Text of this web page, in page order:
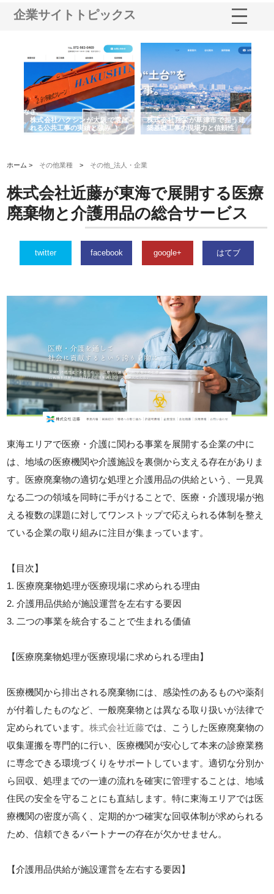
企業サイトトピックス
株式会社ハクシンが大阪で選ば
れる公共工事の実績と強み
株式会社翔栄が草津市で担う建
築基礎工事の現場力と信頼性
ホーム > その他業種 > その他_法人・企業
株式会社近藤が東海で展開する医療
廃棄物と介護用品の総合サービス
twitter facebook google+ はてブ
東海エリアで医療・介護に関わる事業を展開する企業の中に
は、地域の医療機関や介護施設を裏側から支える存在がありま
す。医療廃棄物の適切な処理と介護用品の供給という、一見異
なる二つの領域を同時に手がけることで、医療・介護現場が抱
える複数の課題に対してワンストップで応えられる体制を整え
ている企業の取り組みに注目が集まっています。
【目次】
1. 医療廃棄物処理が医療現場に求められる理由
2. 介護用品供給が施設運営を左右する要因
3. 二つの事業を統合することで生まれる価値
【医療廃棄物処理が医療現場に求められる理由】
医療機関から排出される廃棄物には、感染性のあるものや薬剤
が付着したものなど、一般廃棄物とは異なる取り扱いが法律で
定められています。株式会社近藤では、こうした医療廃棄物の
収集運搬を専門的に行い、医療機関が安心して本来の診療業務
に専念できる環境づくりをサポートしています。適切な分別か
ら回収、処理までの一連の流れを確実に管理することは、地域
住民の安全を守ることにも直結します。特に東海エリアでは医
療機関の密度が高く、定期的かつ確実な回収体制が求められる
ため、信頼できるパートナーの存在が欠かせません。
【介護用品供給が施設運営を左右する要因】